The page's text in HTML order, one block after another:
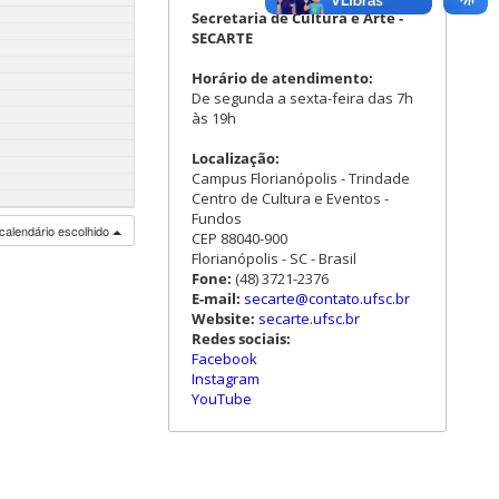
escolhido
Secretaria de Cultura e Arte -
SECARTE
Horário de atendimento:
De segunda a sexta-feira das 7h
às 19h
Localização:
Campus Florianópolis - Trindade
Centro de Cultura e Eventos -
Fundos
CEP 88040-900
Florianópolis - SC - Brasil
Fone: (48) 3721-2376
E-mail: secarte@contato.ufsc.br
Website: secarte.ufsc.br
Redes sociais:
Facebook
Instagram
YouTube